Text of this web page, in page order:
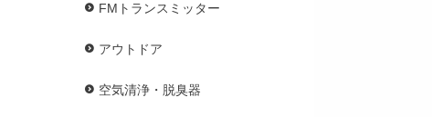
FMトランスミッター
アウトドア
空気清浄・脱臭器